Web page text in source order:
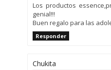
Los productos
genial!!!
Buen regalo para las
Responder
Chukita